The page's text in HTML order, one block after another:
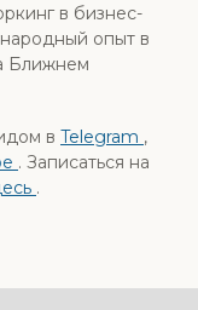
в бизнес-
опыт в
Ближнем
в Telegram ,
. Записаться на
.